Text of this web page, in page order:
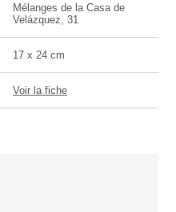
Mélanges de la Casa de
Velázquez, 31
17 x 24 cm
Voir la fiche